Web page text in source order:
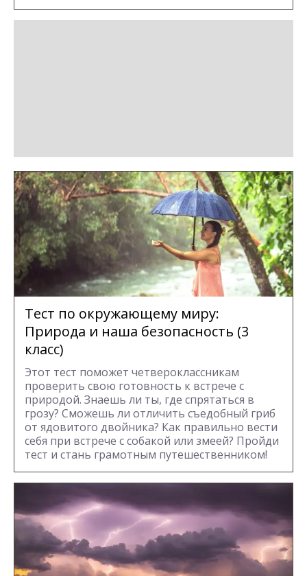
Тест по окружающему миру:
Природа и наша безопасность (3
класс)
Этот тест поможет четвероклассникам
проверить свою готовность к встрече с
природой. Знаешь ли ты, где спрятаться в
грозу? Сможешь ли отличить съедобный гриб
от ядовитого двойника? Как правильно вести
себя при встрече с собакой или змеей? Пройди
тест и стань грамотным путешественником!